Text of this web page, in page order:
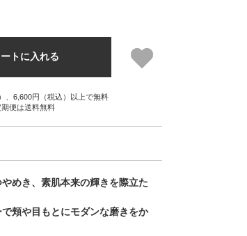
トに入れる
、6,600円（税込）以上で無料
便は送料無料
めき、素肌本来の輝きを際立た
頬や目もとにモダンな磨きをか